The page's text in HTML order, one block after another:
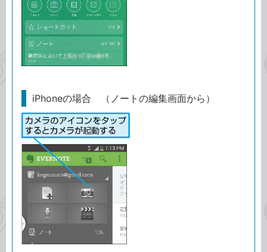
iPhoneの場合 （ノートの編集画面から）